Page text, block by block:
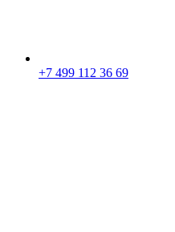
+7 499 112 36 69